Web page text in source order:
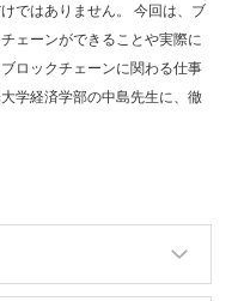
ではありません。 今回は、ブ
ェーンができることや実際に
ロックチェーンに関わる仕事
学経済学部の中島先生に、徹